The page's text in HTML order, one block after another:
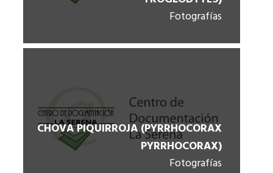
Fotografías
CHOVA PIQUIRROJA (PYRRHOCORAX
PYRRHOCORAX)
Fotografías